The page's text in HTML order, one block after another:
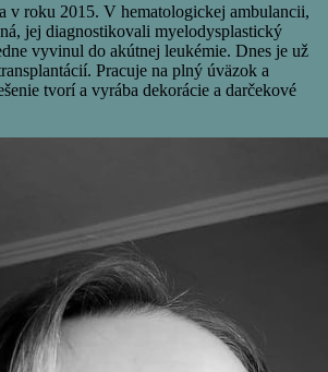
v roku 2015. V hematologickej ambulancii,
jej diagnostikovali myelodysplastický
vyvinul do akútnej leukémie. Dnes je už
Pracuje na plný úväzok a
tvorí a vyrába dekorácie a darčekové